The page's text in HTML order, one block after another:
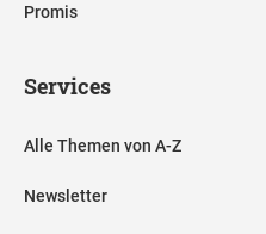
Promis
Services
Alle Themen von A-Z
Newsletter